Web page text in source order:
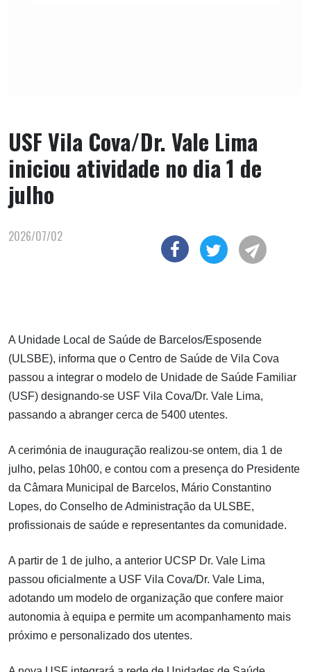
USF Vila Cova/Dr. Vale Lima
iniciou atividade no dia 1 de
julho
2026/07/02
A Unidade Local de Saúde de Barcelos/Esposende
(ULSBE), informa que o Centro de Saúde de Vila Cova
passou a integrar o modelo de Unidade de Saúde Familiar
(USF) designando-se USF Vila Cova/Dr. Vale Lima,
passando a abranger cerca de 5400 utentes.
A cerimónia de inauguração realizou-se ontem, dia 1 de
julho, pelas 10h00, e contou com a presença do Presidente
da Câmara Municipal de Barcelos, Mário Constantino
Lopes, do Conselho de Administração da ULSBE,
profissionais de saúde e representantes da comunidade.
A partir de 1 de julho, a anterior UCSP Dr. Vale Lima
passou oficialmente a USF Vila Cova/Dr. Vale Lima,
adotando um modelo de organização que confere maior
autonomia à equipa e permite um acompanhamento mais
próximo e personalizado dos utentes.